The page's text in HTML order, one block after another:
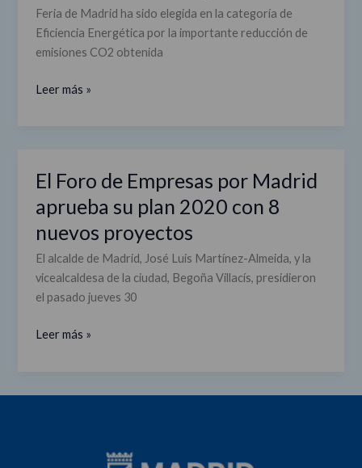
Feria de Madrid ha sido elegida en la categoría de
Eficiencia Energética por la importante reducción de
emisiones CO2 obtenida
Leer más »
El Foro de Empresas por Madrid
aprueba su plan 2020 con 8
nuevos proyectos
El alcalde de Madrid, José Luis Martínez-Almeida, y la
vicealcaldesa de la ciudad, Begoña Villacís, presidieron
el pasado jueves 30
El
de
Empresas
por
Madrid
aprueba
plan
Leer más »